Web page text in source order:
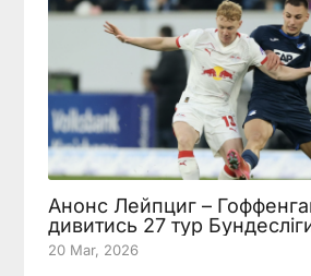
Анонс Лейпциг –
дивитись 27 тур
20 Mar, 2026